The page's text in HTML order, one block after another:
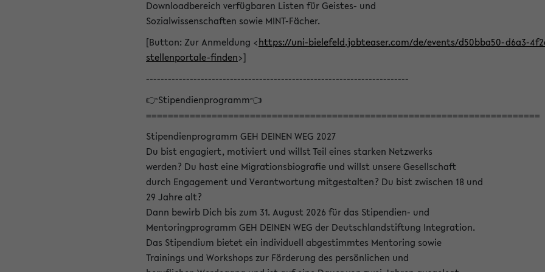
Downloadbereich verfügbaren Listen für Geistes- und
Sozialwissenschaften sowie MINT-Fächer.
[Button: Zur Anmeldung <https://uni-bielefeld.jobteaser.com/de/events/d50bba50-d6a3-
stellenportale-finden>]
------------------------------------------------------------------------
👉Stipendienprogramm👈
========================================================================
Stipendienprogramm GEH DEINEN WEG 2027
Du bist engagiert, motiviert und willst Teil eines starken Netzwerks
werden? Du hast eine Migrationsbiografie und willst unsere Gesellschaft
durch Engagement und Verantwortung mitgestalten? Du bist zwischen 18 und
29 Jahre alt?
Dann bewirb Dich bis zum 31. August 2026 für das Stipendien- und
Mentoringprogramm GEH DEINEN WEG der Deutschlandstiftung Integration.
Das Stipendium bietet ein individuell abgestimmtes Mentoring sowie
Trainings und Workshops zur Förderung des persönlichen und